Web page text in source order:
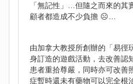
「無記性」…但隨之而來的其
顧者都造成不少負擔 ☹️…
由加拿大教授所創辦的「易徑
身訂造的遊戲活動，去改善認
患者重拾尊嚴，同時亦可改善
症暫時還未有藥物可以完全根